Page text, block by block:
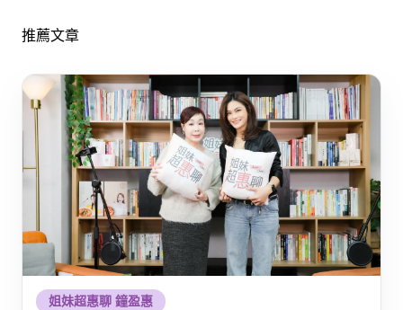
推薦文章
姐妹超惠聊 鐘盈惠